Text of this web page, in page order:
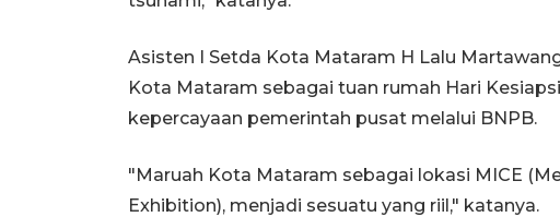
Asisten I Setda Kota Mataram H Lalu
Kota Mataram sebagai tuan rumah Hari
kepercayaan pemerintah pusat melalui BNPB.
"Maruah Kota Mataram sebagai lokasi MICE
Exhibition), menjadi sesuatu yang riil," katanya.